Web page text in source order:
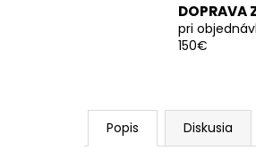
DOPRAVA
pri
150€
Popis Diskusia